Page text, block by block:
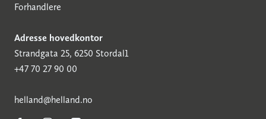
Forhandlere
Adresse hovedkontor
Strandgata 25, 6250 Stordal1
+47 70 27 90 00
helland@helland.no